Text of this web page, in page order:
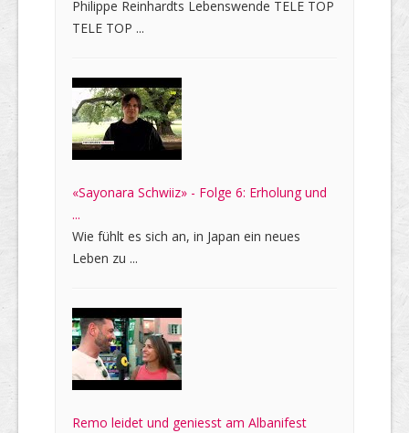
Philippe Reinhardts Lebenswende TELE TOP
TELE TOP ...
«Sayonara Schwiiz» - Folge 6: Erholung und
...
Wie fühlt es sich an, in Japan ein neues
Leben zu ...
Remo leidet und geniesst am Albanifest